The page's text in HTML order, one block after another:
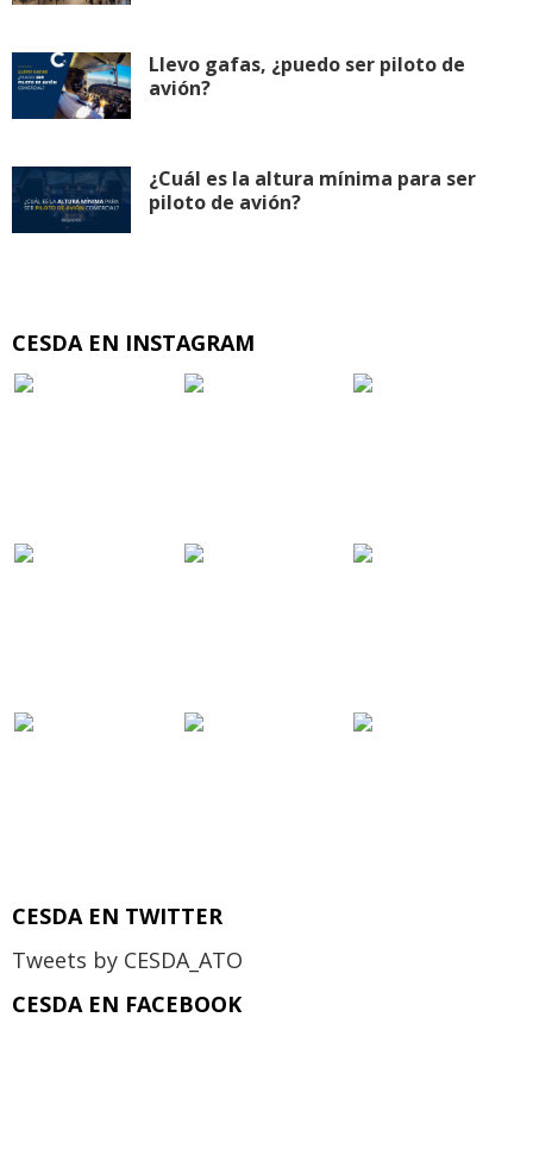
Llevo gafas, ¿puedo ser piloto de
avión?
¿Cuál es la altura mínima para ser
piloto de avión?
CESDA EN INSTAGRAM
CESDA EN TWITTER
Tweets by CESDA_ATO
CESDA EN FACEBOOK